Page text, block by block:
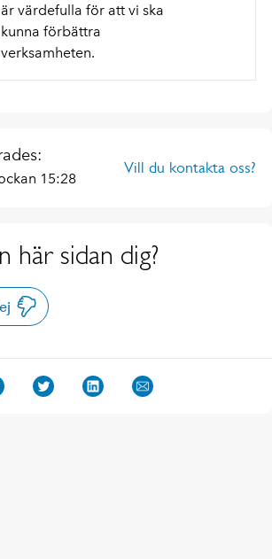
är värdefulla för att vi ska
kunna förbättra
verksamheten.
15:28
Vill du kontakta oss?
här sidan dig?